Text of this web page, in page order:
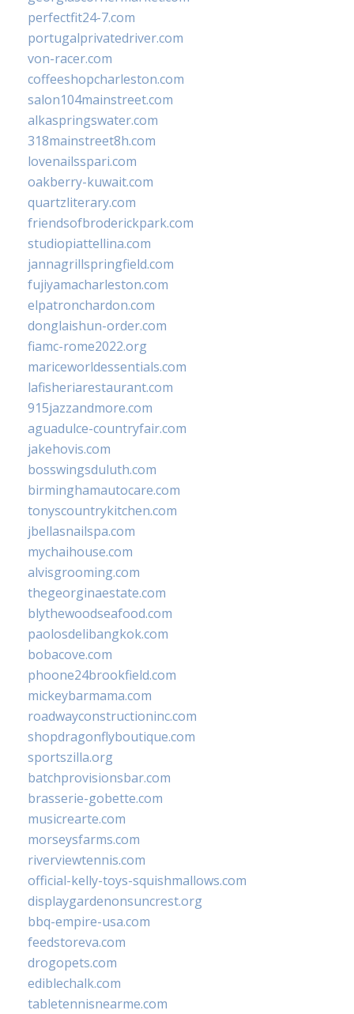
perfectfit24-7.com
portugalprivatedriver.com
von-racer.com
coffeeshopcharleston.com
salon104mainstreet.com
alkaspringswater.com
318mainstreet8h.com
lovenailsspari.com
oakberry-kuwait.com
quartzliterary.com
friendsofbroderickpark.com
studiopiattellina.com
jannagrillspringfield.com
fujiyamacharleston.com
elpatronchardon.com
donglaishun-order.com
fiamc-rome2022.org
mariceworldessentials.com
lafisheriarestaurant.com
915jazzandmore.com
aguadulce-countryfair.com
jakehovis.com
bosswingsduluth.com
birminghamautocare.com
tonyscountrykitchen.com
jbellasnailspa.com
mychaihouse.com
alvisgrooming.com
thegeorginaestate.com
blythewoodseafood.com
paolosdelibangkok.com
bobacove.com
phoone24brookfield.com
mickeybarmama.com
roadwayconstructioninc.com
shopdragonflyboutique.com
sportszilla.org
batchprovisionsbar.com
brasserie-gobette.com
musicrearte.com
morseysfarms.com
riverviewtennis.com
official-kelly-toys-squishmallows.com
displaygardenonsuncrest.org
bbq-empire-usa.com
feedstoreva.com
drogopets.com
ediblechalk.com
tabletennisnearme.com